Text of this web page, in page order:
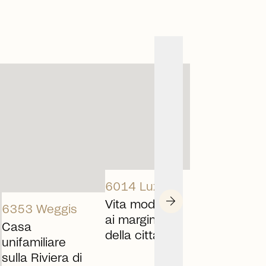
6353 Weggis
Casa
unifamiliare
sulla Riviera di
6014 Luzern
Vita moderna
ai margini
della città
arrow_forward